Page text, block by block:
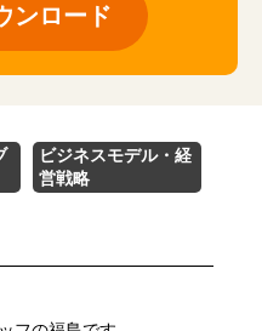
ンロード
ビジネスモデル・経
営戦略